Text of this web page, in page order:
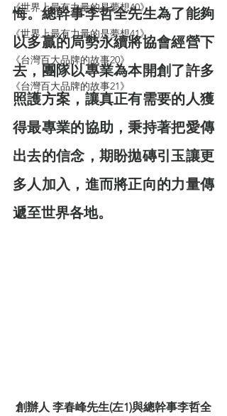
《世界上最有力量的是夢想40》
《世界上最有力量的是夢想41》
《台灣百大品牌的故事20》
《台灣百大品牌的故事21》
悔。總幹事李哲全先生為了能夠
以多贏的局勢永續將協會經營下
去，團隊以專業為本開創了許多
照護方案，讓真正有需要的人獲
得最專業的協助，秉持著把愛傳
出去的信念，期盼拋磚引玉讓更
多人加入，進而將正向的力量傳
遞至世界各地。
創辦人 李春峰先生(左1)與總幹事李哲全